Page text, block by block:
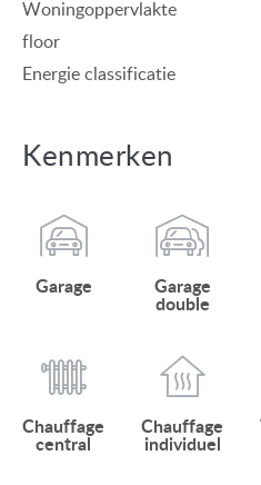
Woningoppervlakte
floor
Energie classificatie
Kenmerken
Garage Garage
double
Chauffage
central
Chauffage
individuel